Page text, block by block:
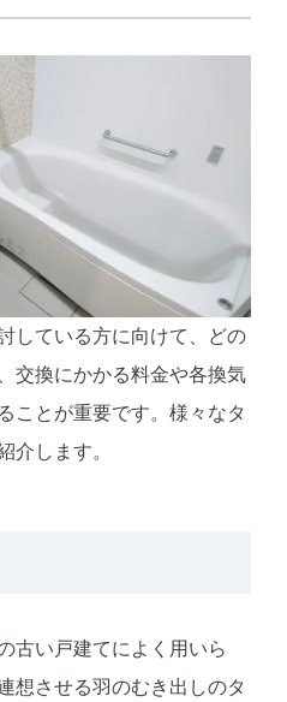
している方に向けて、どの
交換にかかる料金や各換気
ことが重要です。様々なタ
介します。
古い戸建てによく用いら
想させる羽のむき出しのタ